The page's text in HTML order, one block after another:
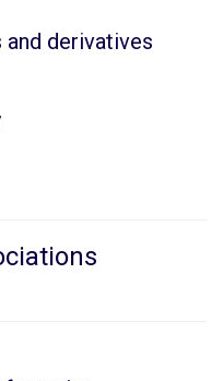
and derivatives